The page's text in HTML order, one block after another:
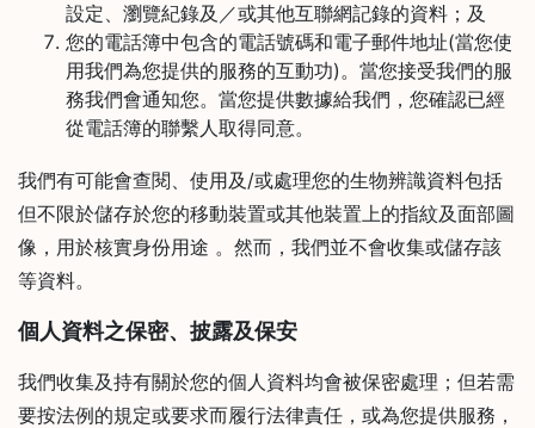
號
工
業
大
4
座
設定、瀏覽紀錄及／或其他互聯網記錄的資料；及
您的電話簿中包含的電話號碼和電子郵件地址(當您使
用我們為您提供的服務的互動功)。當您接受我們的服
務我們會通知您。當您提供數據給我們，您確認已經
從電話簿的聯繫人取得同意。
我們有可能會查閱、使用及/或處理您的生物辨識資料包括
但不限於儲存於您的移動裝置或其他裝置上的指紋及面部圖
像，用於核實身份用途 。然而，我們並不會收集或儲存該
等資料。
個人資料之保密、披露及保安
我們收集及持有關於您的個人資料均會被保密處理；但若需
要按法例的規定或要求而履行法律責任，或為您提供服務，